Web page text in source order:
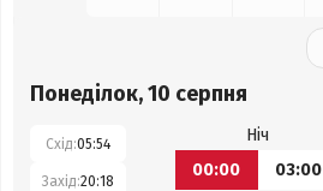
Понеділок, 10 серпня
Схід:05:54
Захід:20:18
Ніч
00:00
03:00